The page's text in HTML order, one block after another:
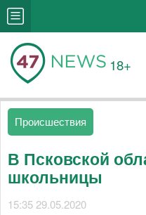
18+
Происшествия
В Псковской
школьницы
15:35 29.05.2020